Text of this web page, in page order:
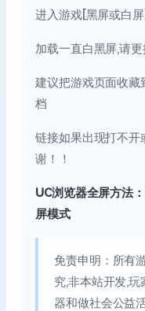
进入游戏[黑屏或白
加载一直白黑屏,请
建议把游戏页面收藏
档
链接如果出现打不
谢！！
UC浏览器全屏方法
屏模式
免责申明：所有
究,非本站开发,
器和做社会公益